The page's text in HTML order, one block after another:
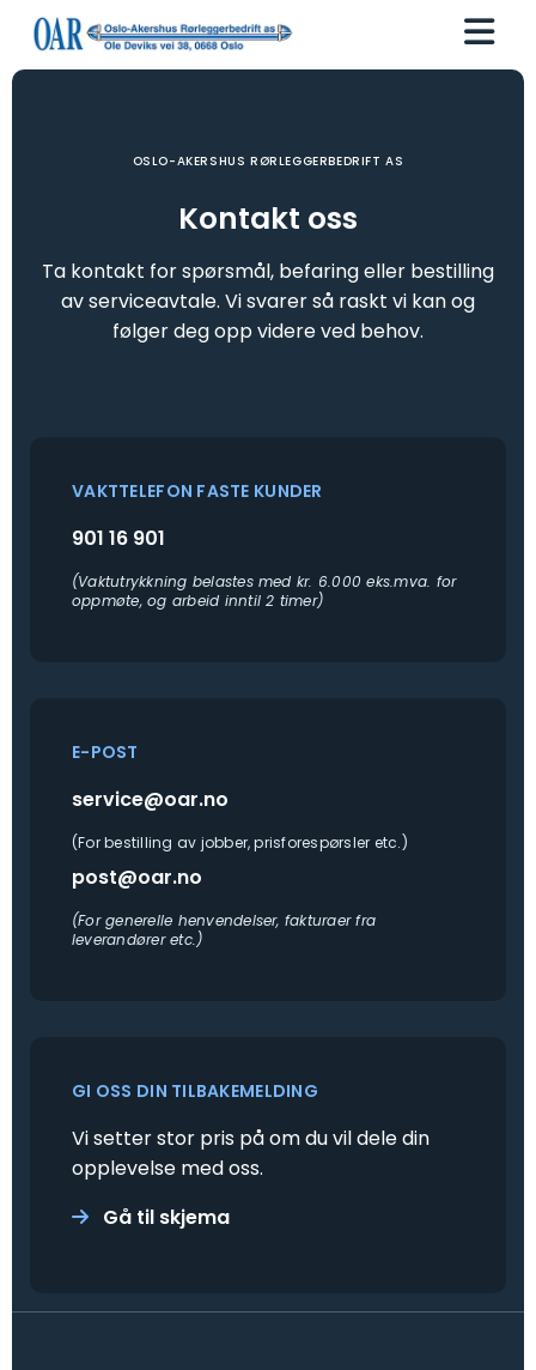
OSLO-AKERSHUS RØRLEGGERBEDRIFT AS
Kontakt oss
Ta kontakt for spørsmål, befaring eller bestilling
av serviceavtale. Vi svarer så raskt vi kan og
følger deg opp videre ved behov.
VAKTTELEFON FASTE KUNDER
901 16 901
(Vaktutrykkning belastes med kr. 6.000 eks.mva. for
oppmøte, og arbeid inntil 2 timer)
E-POST
service@oar.no
(For bestilling av jobber, prisforespørsler etc.)
post@oar.no
(For generelle henvendelser, fakturaer fra
leverandører etc.)
GI OSS DIN TILBAKEMELDING
Vi setter stor pris på om du vil dele din
opplevelse med oss.
 Gå til skjema